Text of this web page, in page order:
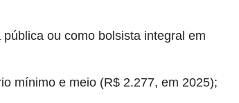
ou como bolsista integral em
mínimo e meio (R$ 2.277, em 2025);